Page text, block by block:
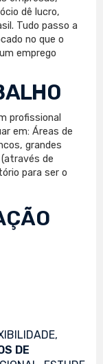
dê lucro,
Tudo passo a
no que o
emprego
profissional
em: Áreas de
grandes
de
para ser o
DE